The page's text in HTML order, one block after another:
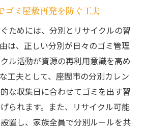
ゴミ屋敷再発を防ぐ工夫
ためには、分別とリサイクルの習
は、正しい分別が日々のゴミ管理
ル活動が資源の再利用意識を高め
工夫として、座間市の分別カレン
な収集日に合わせてゴミを出す習
られます。また、リサイクル可能
置し、家族全員で分別ルールを共